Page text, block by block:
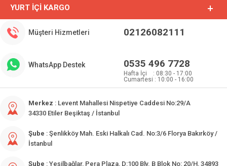
YURT İÇI KARGO
Müşteri Hizmetleri 02126082111
WhatsApp Destek 0535 496 7728
Hafta İçi : 08:30 - 17:00
Cumartesi : 10:00 - 16:00
Merkez : Levent Mahallesi Nispetiye Caddesi No:29/A
34330 Etiler Beşiktaş / İstanbul
Şube : Şenlikköy Mah. Eski Halkalı Cad. No:3/6 Florya Bakırköy /
İstanbul
Şube : Yeşilbağlar, Pera Plaza, D:100 Blv. B Blok No: 20/H, 34893